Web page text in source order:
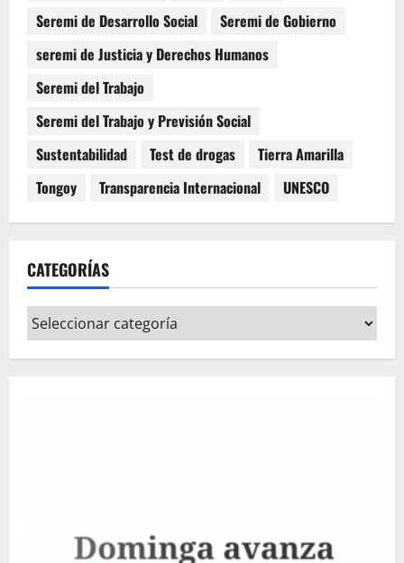
Seremi de Desarrollo Social
Seremi de Gobierno
seremi de Justicia y Derechos Humanos
Seremi del Trabajo
Seremi del Trabajo y Previsión Social
Sustentabilidad
Test de drogas
Tierra Amarilla
Tongoy
Transparencia Internacional UNESCO
CATEGORÍAS
Categorías